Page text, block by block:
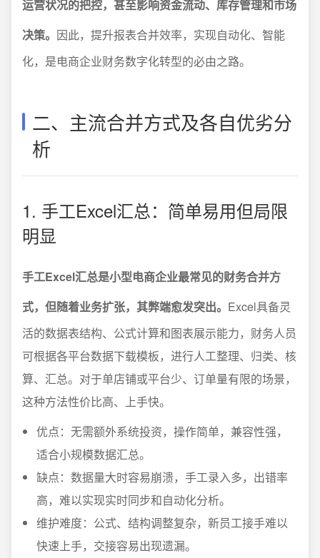
运营状况的把控，甚至影响资金流动、库存管理和市场
决策。 因此，提升报表合并效率，实现自动化、智能
化，是电商企业财务数字化转型的必由之路。
二、主流合并方式及各自优劣分
析
1. 手工Excel汇总：简单易用但局限
明显
手工Excel汇总是小型电商企业最常见的财务合并方
式，但随着业务扩张，其弊端愈发突出。 Excel具备灵
活的数据表结构、公式计算和图表展示能力，财务人员
可根据各平台数据下载模板，进行人工整理、归类、核
算、汇总。对于单店铺或平台少、订单量有限的场景，
这种方法性价比高、上手快。
优点：无需额外系统投资，操作简单，兼容性强，
适合小规模数据汇总。
缺点：数据量大时容易崩溃，手工录入多，出错率
高，难以实现实时同步和自动化分析。
维护难度：公式、结构调整复杂，新员工接手难以
快速上手，交接容易出现遗漏。